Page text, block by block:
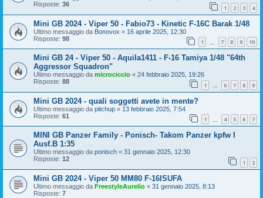
Risposte: 36 1 2 3 4
Mini GB 2024 - Viper 50 - Fabio73 - Kinetic F-16C Barak 1/48
Ultimo messaggio da Bonovox « 16 aprile 2025, 12:30
Risposte: 98 1 7 8 9 10
Mini GB 24 - Viper 50 - Aquila1411 - F-16 Tamiya 1/48 "64th
Aggressor Squadron"
Ultimo messaggio da microciccio « 24 febbraio 2025, 19:26
Risposte: 88 1 … 6 7 8 9
Mini GB 2024 - quali soggetti avete in mente?
Ultimo messaggio da pitchup « 13 febbraio 2025, 7:54
Risposte: 61 1 4 5 6 7
MINI GB Panzer Family - Ponisch- Takom Panzer kpfw I
Ausf.B 1:35
Ultimo messaggio da ponisch « 31 gennaio 2025, 12:30
Risposte: 12 1 2
Mini GB 2024 - Viper 50 MM80 F-16ISUFA
Ultimo messaggio da FreestyleAurelio « 31 gennaio 2025, 8:13
Risposte: 7